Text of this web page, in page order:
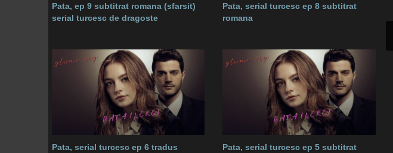
Pata, ep 9 subtitrat romana (sfarsit)
serial turcesc de dragoste
Pata, serial turcesc ep 8 subtitrat
romana
Pata, serial turcesc ep 6 tradus
Pata, serial turcesc ep 5 subtitrat